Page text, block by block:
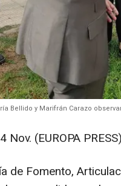
Bellido y Marifrán Carazo
Nov. (EUROPA
de Fomento,